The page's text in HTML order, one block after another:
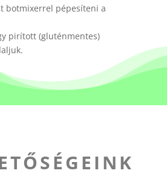
botmixerrel pépesíteni a
pirított (gluténmentes)